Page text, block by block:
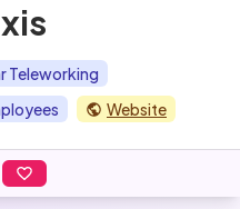
Teleworking
Website